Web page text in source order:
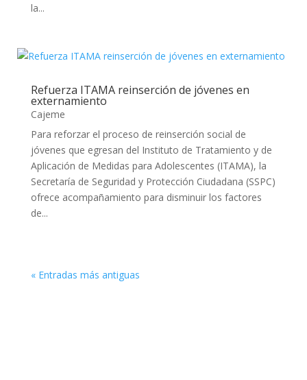
la...
Refuerza ITAMA reinserción de jóvenes en
externamiento
Cajeme
Para reforzar el proceso de reinserción social de
jóvenes que egresan del Instituto de Tratamiento y de
Aplicación de Medidas para Adolescentes (ITAMA), la
Secretaría de Seguridad y Protección Ciudadana (SSPC)
ofrece acompañamiento para disminuir los factores
de...
« Entradas más antiguas